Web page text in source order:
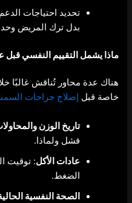
تحديد احتياجات
بدل ترك المريض
ماذا يشمل التقييم النفسي قبل
هناك عدة محاور تُناقش غالبًا
خاصة قبل إصلاح جراحات
تاريخ الوزن
فشل ولماذا.
عادات الأكل: توقيت
الضغط.
الصحة النفسية